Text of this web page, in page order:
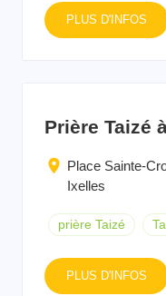
PLUS D'INFOS
Prière Taizé
Place Sainte-
Ixelles
prière Taizé
PLUS D'INFOS